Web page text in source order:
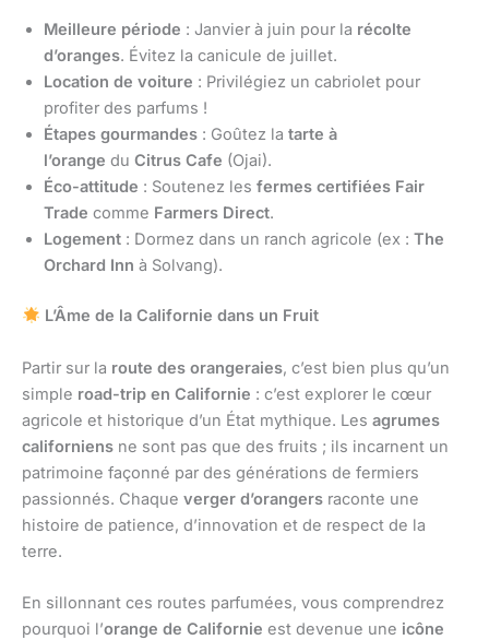
Meilleure période : Janvier à juin pour la récolte
d’oranges. Évitez la canicule de juillet.
Location de voiture : Privilégiez un cabriolet pour
profiter des parfums !
Étapes gourmandes : Goûtez la tarte à
l’orange du Citrus Cafe (Ojai).
Éco-attitude : Soutenez les fermes certifiées Fair
Trade comme Farmers Direct.
Logement : Dormez dans un ranch agricole (ex : The
Orchard Inn à Solvang).
L’Âme de la Californie dans un Fruit
Partir sur la route des orangeraies, c’est bien plus qu’un
simple road-trip en Californie : c’est explorer le cœur
agricole et historique d’un État mythique. Les agrumes
californiens ne sont pas que des fruits ; ils incarnent un
patrimoine façonné par des générations de fermiers
passionnés. Chaque verger d’orangers raconte une
histoire de patience, d’innovation et de respect de la
terre.
En sillonnant ces routes parfumées, vous comprendrez
pourquoi l’orange de Californie est devenue une icône